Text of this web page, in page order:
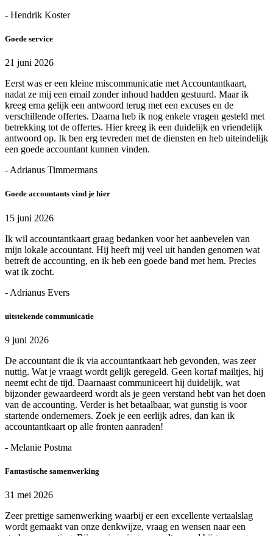
- Hendrik Koster
Goede service
21 juni 2026
Eerst was er een kleine miscommunicatie met Accountantkaart,
nadat ze mij een email zonder inhoud hadden gestuurd. Maar ik
kreeg erna gelijk een antwoord terug met een excuses en de
verschillende offertes. Daarna heb ik nog enkele vragen gesteld met
betrekking tot de offertes. Hier kreeg ik een duidelijk en vriendelijk
antwoord op. Ik ben erg tevreden met de diensten en heb uiteindelijk
een goede accountant kunnen vinden.
- Adrianus Timmermans
Goede accountants vind je hier
15 juni 2026
Ik wil accountantkaart graag bedanken voor het aanbevelen van
mijn lokale accountant. Hij heeft mij veel uit handen genomen wat
betreft de accounting, en ik heb een goede band met hem. Precies
wat ik zocht.
- Adrianus Evers
uitstekende communicatie
9 juni 2026
De accountant die ik via accountantkaart heb gevonden, was zeer
nuttig. Wat je vraagt wordt gelijk geregeld. Geen kortaf mailtjes, hij
neemt echt de tijd. Daarnaast communiceert hij duidelijk, wat
bijzonder gewaardeerd wordt als je geen verstand hebt van het doen
van de accounting. Verder is het betaalbaar, wat gunstig is voor
startende ondernemers. Zoek je een eerlijk adres, dan kan ik
accountantkaart op alle fronten aanraden!
- Melanie Postma
Fantastische samenwerking
31 mei 2026
Zeer prettige samenwerking waarbij er een excellente vertaalslag
wordt gemaakt van onze denkwijze, vraag en wensen naar een